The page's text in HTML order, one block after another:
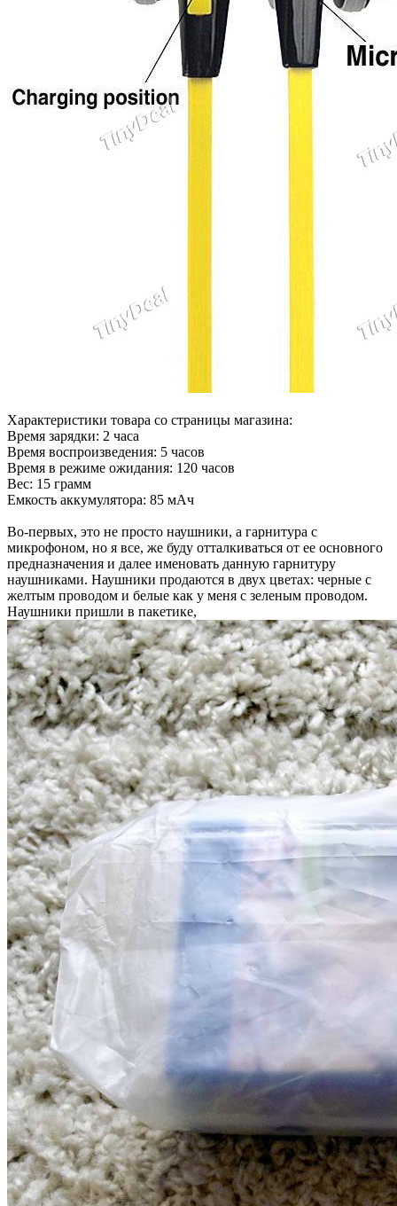
Характеристики товара со страницы магазина:
Время зарядки: 2 часа
Время воспроизведения: 5 часов
Время в режиме ожидания: 120 часов
Вес: 15 грамм
Емкость аккумулятора: 85 мАч
Во-первых, это не просто наушники, а гарнитура с
микрофоном, но я все, же буду отталкиваться от ее основного
предназначения и далее именовать данную гарнитуру
наушниками. Наушники продаются в двух цветах: черные с
желтым проводом и белые как у меня с зеленым проводом.
Наушники пришли в пакетике,